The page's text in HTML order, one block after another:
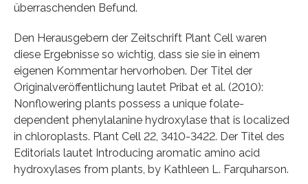
überraschenden Befund.
Den Herausgebern der Zeitschrift Plant Cell waren
diese Ergebnisse so wichtig, dass sie sie in einem
eigenen Kommentar hervorhoben. Der Titel der
Originalveröffentlichung lautet Pribat et al. (2010):
Nonflowering plants possess a unique folate-
dependent phenylalanine hydroxylase that is localized
in chloroplasts. Plant Cell 22, 3410-3422. Der Titel des
Editorials lautet Introducing aromatic amino acid
hydroxylases from plants, by Kathleen L. Farquharson.